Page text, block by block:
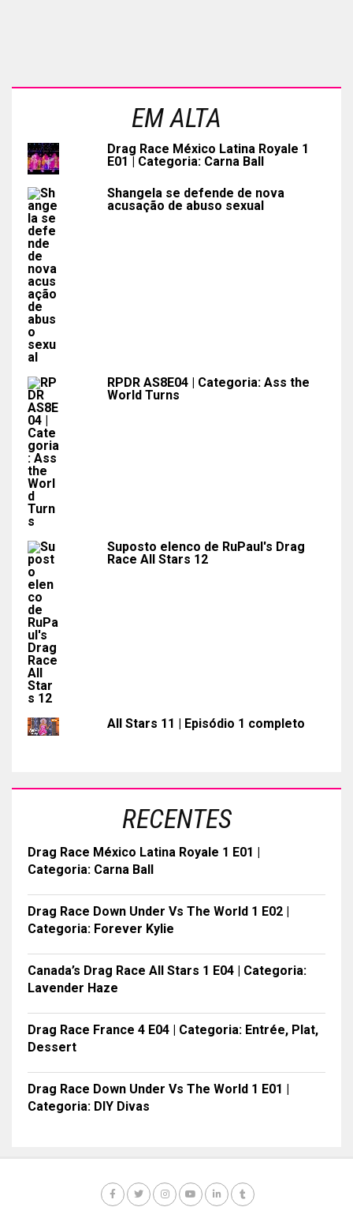
EM ALTA
Drag Race México Latina Royale 1
E01 | Categoria: Carna Ball
Shangela se defende de nova
acusação de abuso sexual
RPDR AS8E04 | Categoria: Ass the
World Turns
Suposto elenco de RuPaul's Drag
Race All Stars 12
All Stars 11 | Episódio 1 completo
RECENTES
Drag Race México Latina Royale 1 E01 |
Categoria: Carna Ball
Drag Race Down Under Vs The World 1 E02 |
Categoria: Forever Kylie
Canada’s Drag Race All Stars 1 E04 | Categoria:
Lavender Haze
Drag Race France 4 E04 | Categoria: Entrée, Plat,
Dessert
Drag Race Down Under Vs The World 1 E01 |
Categoria: DIY Divas